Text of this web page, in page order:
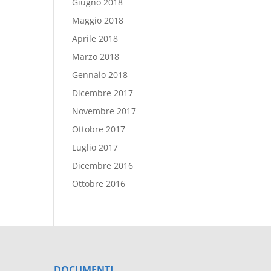
Maggio 2018
Aprile 2018
Marzo 2018
Gennaio 2018
Dicembre 2017
Novembre 2017
Ottobre 2017
Luglio 2017
Dicembre 2016
Ottobre 2016